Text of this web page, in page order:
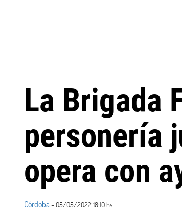
La Brigada
personería
opera con
Córdoba - 05/05/2022 18:10 hs